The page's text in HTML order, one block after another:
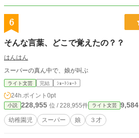
6
そんな言葉、どこで覚えたの？？
はんはん
スーパーの真ん中で、娘が叫ぶ
ライト文芸 完結 ｼｮｰﾄｼｮｰﾄ
24h.ポイント 0pt
小説 228,955 位 / 228,955件 ライト文芸 9,584
幼稚園児 スーパー 娘 ３才